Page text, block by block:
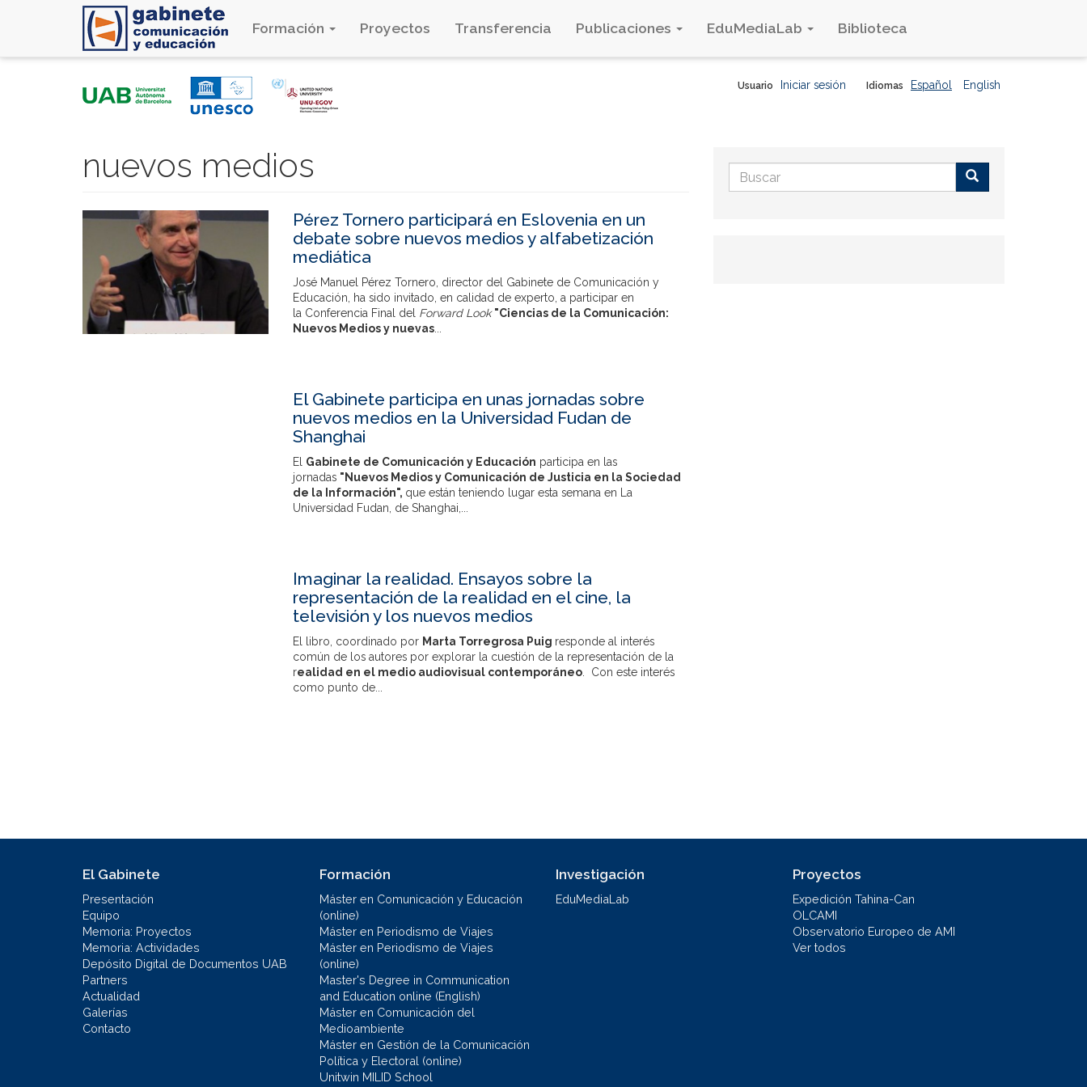
Formación Proyectos Transferencia Publicaciones EduMediaLab Biblioteca
Idiomas Español English
Usuario Iniciar sesión
nuevos medios
Pérez Tornero participará en Eslovenia en un
debate sobre nuevos medios y alfabetización
mediática
José Manuel Pérez Tornero, director del Gabinete de Comunicación y
Educación, ha sido invitado, en calidad de experto, a participar en
la Conferencia Final del Forward Look "Ciencias de la Comunicación:
Nuevos Medios y nuevas...
El Gabinete participa en unas jornadas sobre
nuevos medios en la Universidad Fudan de
Shanghai
El Gabinete de Comunicación y Educación participa en las
jornadas "Nuevos Medios y Comunicación de Justicia en la Sociedad
de la Información", que están teniendo lugar esta semana en La
Universidad Fudan, de Shanghai,...
Imaginar la realidad. Ensayos sobre la
representación de la realidad en el cine, la
televisión y los nuevos medios
El libro, coordinado por Marta Torregrosa Puig responde al interés
común de los autores por explorar la cuestión de la representación de la
realidad en el medio audiovisual contemporáneo. Con este interés
como punto de...
Formulario
de
El Gabinete
Presentación
Equipo
Memoria: Proyectos
Memoria: Actividades
Depósito Digital de Documentos UAB
Partners
Actualidad
Galerías
Contacto
Formación
Máster en Comunicación y Educación
(online)
Máster en Periodismo de Viajes
Máster en Periodismo de Viajes
(online)
Master's Degree in Communication
and Education online (English)
Máster en Comunicación del
Medioambiente
Máster en Gestión de la Comunicación
Política y Electoral (online)
Unitwin MILID School
Investigación
EduMediaLab
Proyectos
Expedición Tahina-Can
OLCAMI
Observatorio Europeo de AMI
Ver todos